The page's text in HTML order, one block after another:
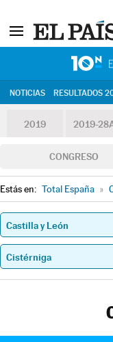
NOTICIAS RESULTADOS
2019 2019-
CONGRESO
Estás en: Total España »